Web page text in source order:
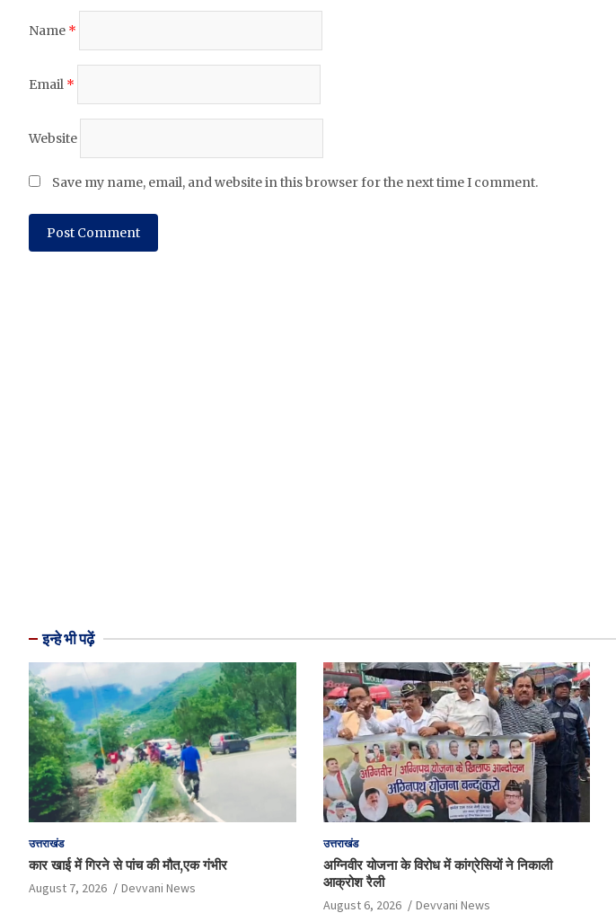
Name *
Email *
Website
Save my name, email, and website in this browser for the next time I comment.
इन्हे भी पढ़ें
उत्तराखंड
कार खाई में गिरने से पांच की मौत,एक गंभीर
August 7, 2026 Devvani News
उत्तराखंड
अग्निवीर योजना के विरोध में कांग्रेसियों ने निकाली
आक्रोश रैली
August 6, 2026 Devvani News